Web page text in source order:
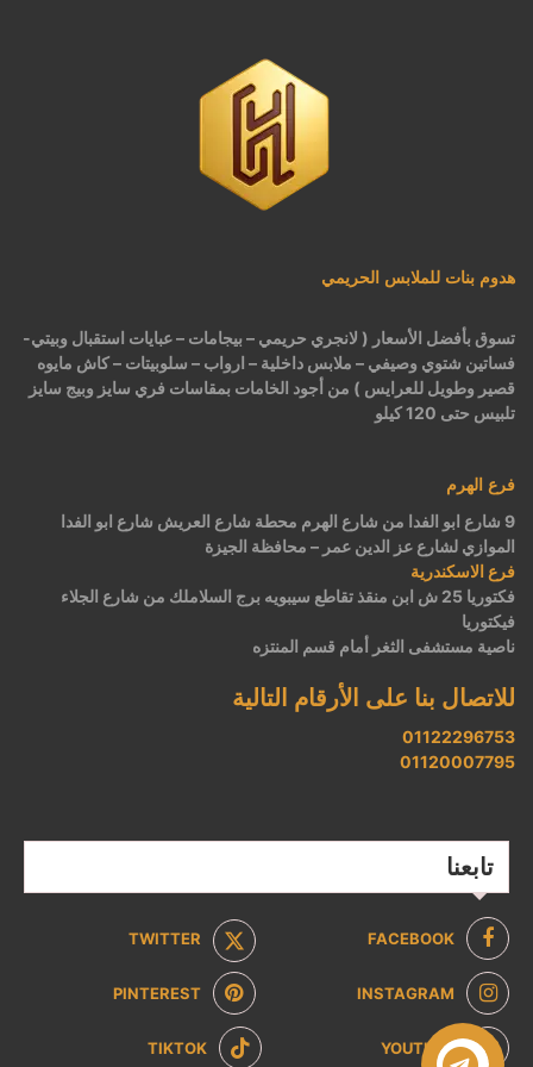
هدوم بنات للملابس الحريمي
تسوق بأفضل الأسعار ( لانجري حريمي – بيجامات – عبايات استقبال وبيتي-
فساتين شتوي وصيفي – ملابس داخلية – ارواب – سلوبيتات – كاش مايوه
قصير وطويل للعرايس ) من أجود الخامات بمقاسات فري سايز وبيج سايز
تلبيس حتى 120 كيلو
فرع الهرم
9 شارع ابو الفدا من شارع الهرم محطة شارع العريش شارع ابو الفدا
الموازي لشارع عز الدين عمر – محافظة الجيزة
فرع الاسكندرية
فكتوريا 25 ش ابن منقذ تقاطع سيبويه برج السلاملك من شارع الجلاء
فيكتوريا
ناصية مستشفى الثغر أمام قسم المنتزه
للاتصال بنا على الأرقام التالية
01122296753
01120007795
تابعنا
FACEBOOK
TWITTER
INSTAGRAM
PINTEREST
YOUTUBE
TIKTOK